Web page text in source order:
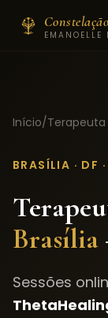
EMANOELLE
Início/
BRASÍLIA · DF
Brasília
Sessões